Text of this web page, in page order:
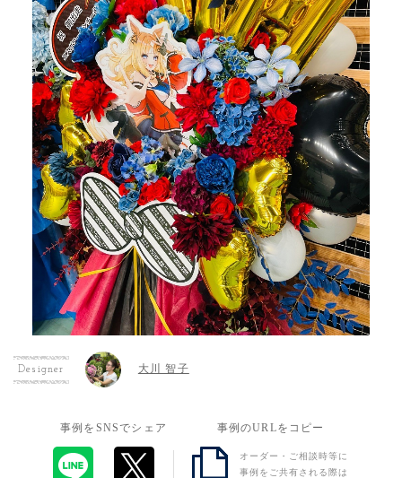
Designer 大川 智子
事例をSNSでシェア 事例のURLをコピー
オーダー・ご相談時等に
事例をご共有される際は